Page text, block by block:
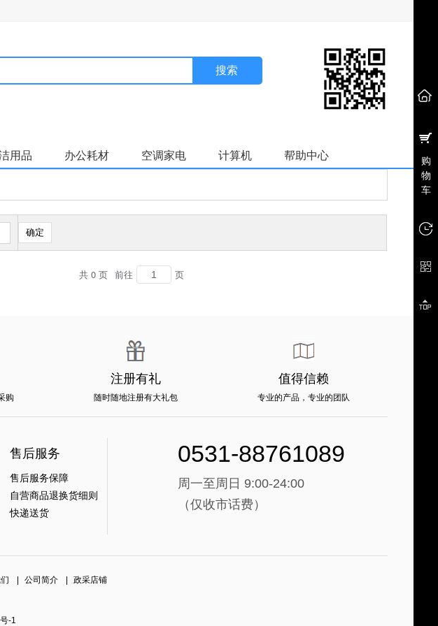
搜索
用品 办公耗材 空调家电 计算机 帮助中心
确定
共 0 页 前往 页
购
注册有礼
随时随地注册有大礼包
值得信赖
专业的产品，专业的团队
售后服务
售后服务保障
自营商品退换货细则
快递送货
0531-88761089
周一至周日 9:00-24:00
（仅收市话费）
公司简介 政采店铺
-1
购
物
车